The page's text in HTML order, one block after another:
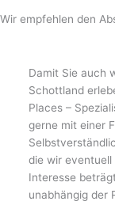
Wir empfehlen den
Damit Sie auch
Schottland
Places –
gerne mit einer
die wir
Interesse
unabhängig der